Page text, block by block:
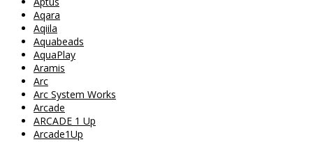
Aqara
Aqiila
Aquabeads
AquaPlay
Aramis
Arc
Arc System Works
Arcade
ARCADE 1 Up
Arcade1Up